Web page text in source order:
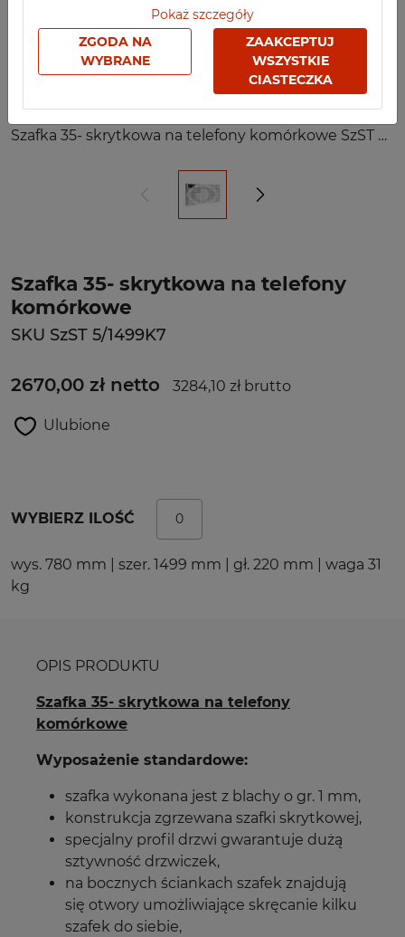
Pokaż szczegóły
ZGODA NA
WYBRANE
ZAAKCEPTUJ
WSZYSTKIE
CIASTECZKA
Szafka 35- skrytkowa na telefony komórkowe SzST 5/1499K7
Szafka 35- skrytkowa na telefony
komórkowe
SKU SzST 5/1499K7
2670,00 zł netto 3284,10 zł brutto
Ulubione
WYBIERZ ILOŚĆ
wys. 780 mm | szer. 1499 mm | gł. 220 mm | waga 31
kg
OPIS PRODUKTU
Szafka 35- skrytkowa na telefony
komórkowe
Wyposażenie standardowe:
szafka wykonana jest z blachy o gr. 1 mm,
konstrukcja zgrzewana szafki skrytkowej,
specjalny profil drzwi gwarantuje dużą
sztywność drzwiczek,
na bocznych ściankach szafek znajdują
się otwory umożliwiające skręcanie kilku
szafek do siebie,